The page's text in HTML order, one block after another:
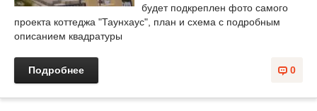
будет подкреплен фото самого
проекта коттеджа "Таунхаус", план и схема с подробным
описанием квадратуры
0
Подробнее